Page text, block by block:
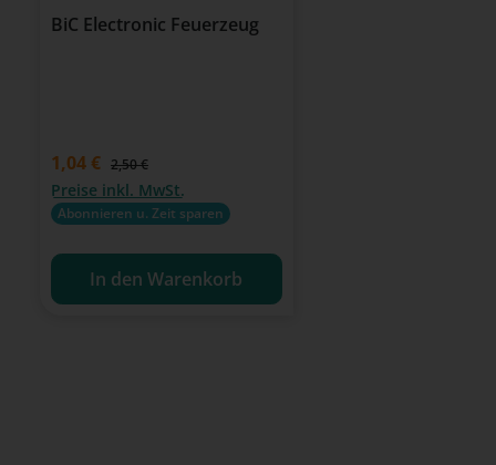
BiC Electronic Feuerzeug
Verkaufspreis:
1,04 € Regulärer Preis:
2,50 €
Preise inkl. MwSt.
Abonnieren u. Zeit sparen
In den Warenkorb